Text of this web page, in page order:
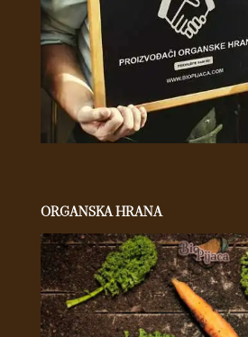
ORGANSKA HRANA